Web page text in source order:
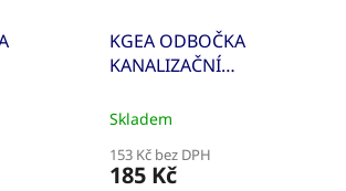
KGEA ODBOČKA
KANALIZAČNÍ
Skladem
153 Kč bez DPH
185 Kč